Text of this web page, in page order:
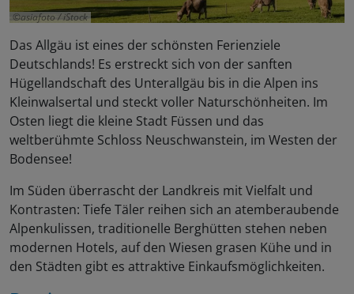
asiafoto / iStock
Das Allgäu ist eines der schönsten Ferienziele
Deutschlands! Es erstreckt sich von der sanften
Hügellandschaft des Unterallgäu bis in die Alpen ins
Kleinwalsertal und steckt voller Naturschönheiten. Im
Osten liegt die kleine Stadt Füssen und das
weltberühmte Schloss Neuschwanstein, im Westen der
Bodensee!
Im Süden überrascht der Landkreis mit Vielfalt und
Kontrasten: Tiefe Täler reihen sich an atemberaubende
Alpenkulissen, traditionelle Berghütten stehen neben
modernen Hotels, auf den Wiesen grasen Kühe und in
den Städten gibt es attraktive Einkaufsmöglichkeiten.